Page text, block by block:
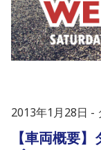
2013年1月28日
【車両概要